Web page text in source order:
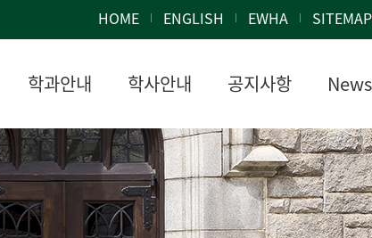
HOME ENGLISH EWHA SITEMAP
학과안내 학사안내 공지사항 News